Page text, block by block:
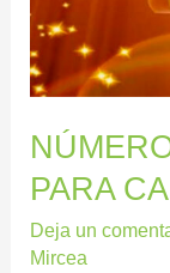
PARA
Deja un
Mircea
SIGNO